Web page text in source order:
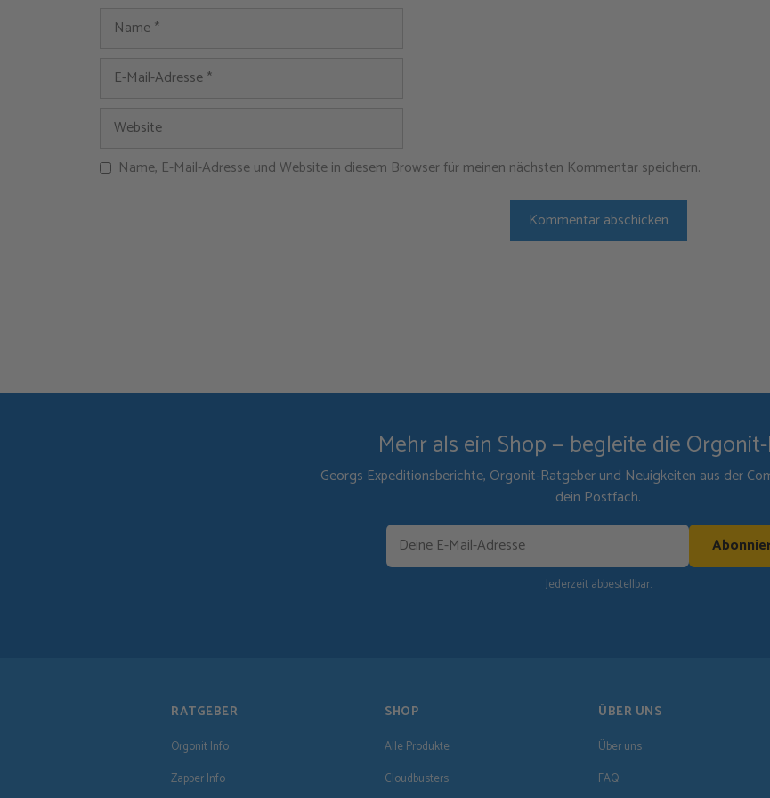
Name, E-Mail-Adresse und Website in diesem Browser für meinen nächsten Kommentar speichern.
Mehr als ein Shop — begleite die
Georgs Expeditionsberichte, Orgonit-Ratgeber und Neuigkeiten aus der
dein Postfach.
Jederzeit abbestellbar.
RATGEBER
Orgonit Info
Zapper Info
SHOP
Alle Produkte
Cloudbusters
ÜBER UNS
Über uns
FAQ